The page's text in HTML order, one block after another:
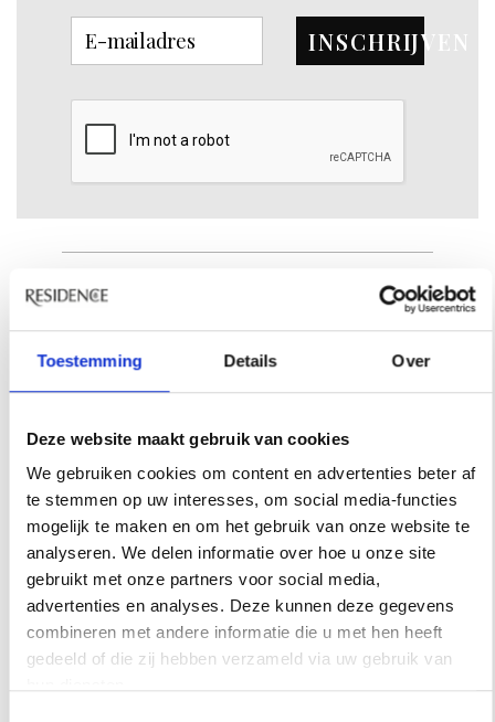
Toestemming Details Over
Deze website maakt gebruik van cookies
We gebruiken cookies om content en advertenties beter af
te stemmen op uw interesses, om social media-functies
mogelijk te maken en om het gebruik van onze website te
analyseren. We delen informatie over hoe u onze site
gebruikt met onze partners voor social media,
advertenties en analyses. Deze kunnen deze gegevens
combineren met andere informatie die u met hen heeft
gedeeld of die zij hebben verzameld via uw gebruik van
INSCHRIJVEN